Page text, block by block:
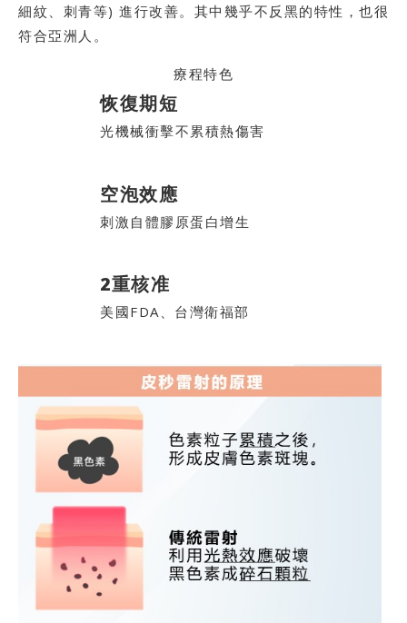
細紋、刺青等) 進行改善。其中幾乎不反黑的特性，也很
符合亞洲人。
療程特色
恢復期短
光機械衝擊不累積熱傷害
空泡效應
刺激自體膠原蛋白增生
2重核准
美國FDA、台灣衛福部